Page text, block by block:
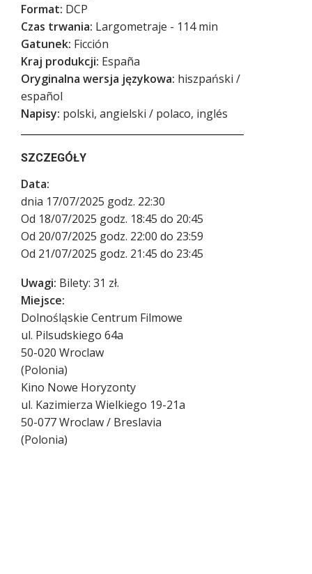
Format: DCP
Czas trwania: Largometraje - 114 min
Gatunek: Ficción
Kraj produkcji: España
Oryginalna wersja językowa: hiszpański /
español
Napisy: polski, angielski / polaco, inglés
SZCZEGÓŁY
Data:
dnia 17/07/2025 godz. 22:30
Od 18/07/2025 godz. 18:45 do 20:45
Od 20/07/2025 godz. 22:00 do 23:59
Od 21/07/2025 godz. 21:45 do 23:45
Uwagi: Bilety: 31 zł.
Miejsce:
Dolnośląskie Centrum Filmowe
ul. Pilsudskiego 64a
50-020 Wroclaw
(Polonia)
Kino Nowe Horyzonty
ul. Kazimierza Wielkiego 19-21a
50-077Wroclaw / Breslavia
(Polonia)